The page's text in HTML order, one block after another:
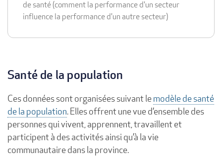
de santé (comment la performance d'un secteur
influence la performance d'un autre secteur)
Santé de la population
Ces données sont organisées suivant lemodèle de santé
de la population. Elles offrent une vue d’ensemble des
personnes qui vivent, apprennent, travaillent et
participent à des activités ainsi qu’à la vie
communautaire dans la province.